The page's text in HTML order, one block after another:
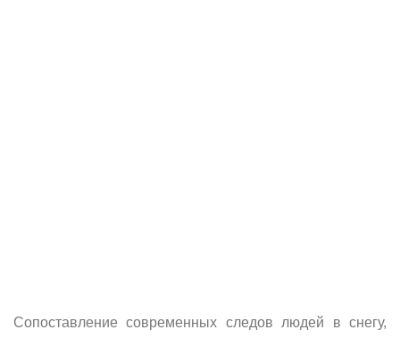
Сопоставление современных следов людей в снегу,